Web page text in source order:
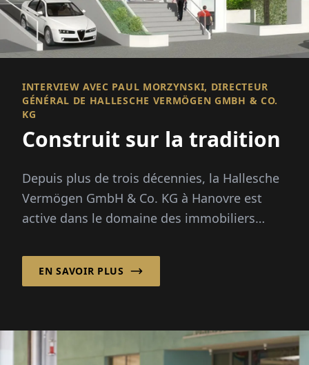
INTERVIEW AVEC PAUL MORZYNSKI, DIRECTEUR
GÉNÉRAL DE HALLESCHE VERMÖGEN GMBH & CO.
KG
Construit sur la tradition
Depuis plus de trois décennies, la Hallesche
Vermögen GmbH & Co. KG à Hanovre est
active dans le domaine des immobiliers
fournisseur fiable de ...
EN SAVOIR PLUS